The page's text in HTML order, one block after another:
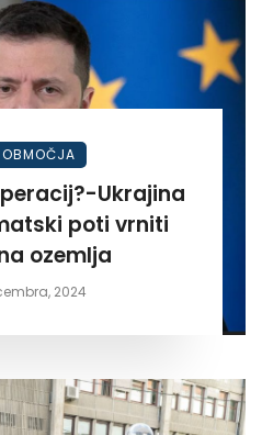
Ukrajina
poti vrniti
ozemlja
2024